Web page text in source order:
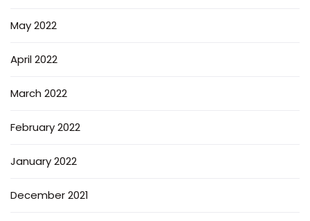
May 2022
April 2022
March 2022
February 2022
January 2022
December 2021